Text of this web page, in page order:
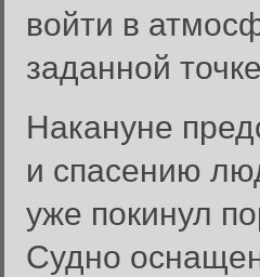
войти в
заданной
Накануне
и спасению
уже покинул
Судно
Вход в систему